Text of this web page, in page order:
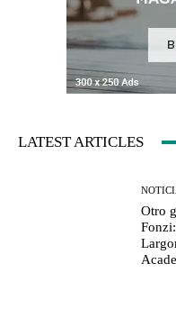
LATEST ARTICLES
Otro